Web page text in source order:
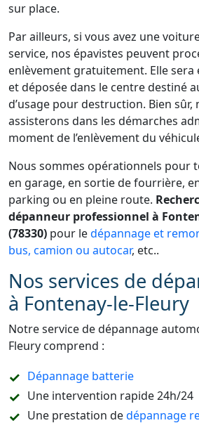
sur place.
Par ailleurs, si vous avez une
service, nos épavistes peuvent
enlèvement gratuitement. Elle
et déposée dans le centre destiné
d’usage pour destruction. Bien sûr,
assisterons dans les démarches
moment de l’enlèvement du
Nous sommes opérationnels pour
en garage, en sortie de fourrière,
parking ou en pleine route.
dépanneur professionnel à
(78330) pour ledépannage et
bus, camion ou autocar, etc..
Nos services de
à Fontenay-le-Fleury
Notre service de dépannage
Fleury comprend :
Dépannage batterie
Une intervention rapide 24h/24
Une prestation dedépannage